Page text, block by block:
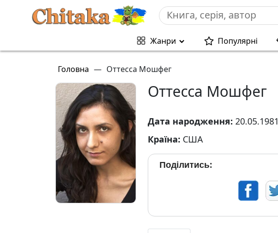
Жанри Популярні
Головна — Оттесса Мошфег
Оттесса Мошфег
Дата народження: 20.05.1981
Країна: США
Поділитись: